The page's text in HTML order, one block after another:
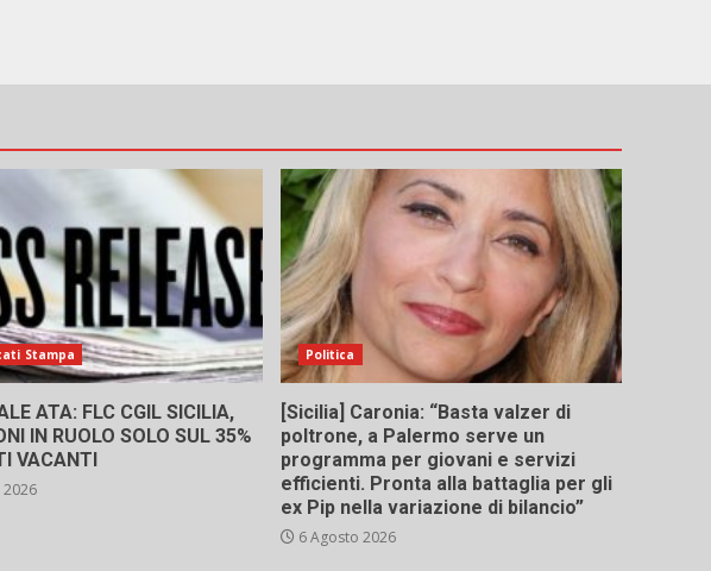
Stampa
ATA: FLC CGIL SICILIA,
IN RUOLO SOLO SUL 35%
VACANTI
Politica
[Sicilia] Caronia: “Basta valzer di
poltrone, a Palermo serve un
programma per giovani e servizi
efficienti. Pronta alla battaglia per gli
ex Pip nella variazione di bilancio”
6 Agosto 2026